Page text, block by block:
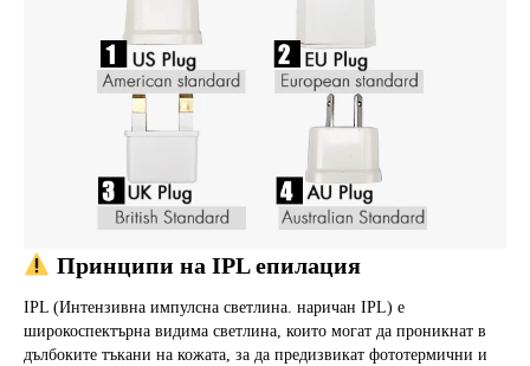
Принципи на IPL епилация
IPL (Интензивна импулсна светлина. наричан IPL) е
широкоспектърна видима светлина, които могат да проникнат в
дълбоките тъкани на кожата, за да предизвикат фототермични и